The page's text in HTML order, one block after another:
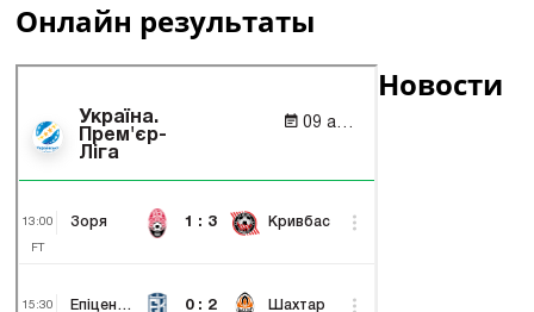
Онлайн результаты
Новости